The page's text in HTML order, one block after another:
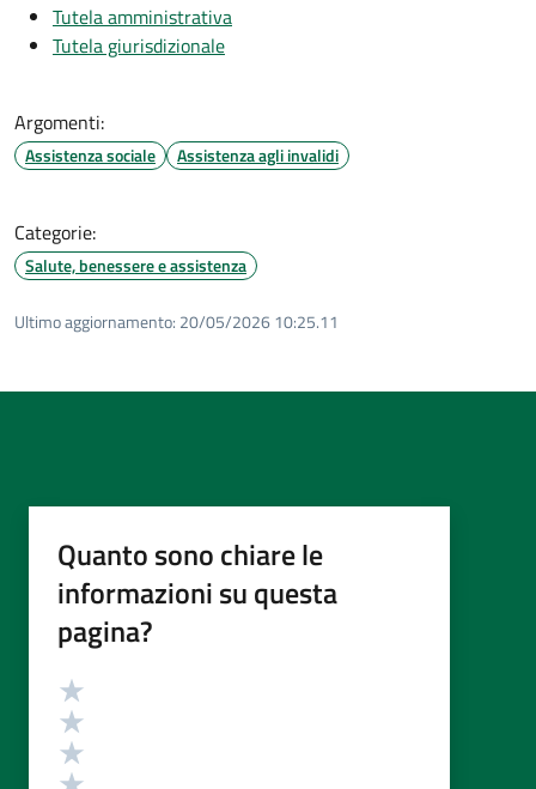
Tutela amministrativa
Tutela giurisdizionale
Argomenti:
Assistenza sociale Assistenza agli invalidi
Categorie:
Salute, benessere e assistenza
Ultimo aggiornamento: 20/05/2026 10:25.11
Quanto sono chiare le
informazioni su questa
pagina?
Valutazione